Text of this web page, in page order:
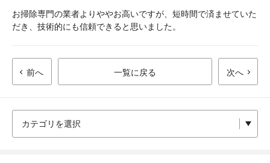
お掃除専門の業者よりややお高いですが、短時間で済ませていた
だき、技術的にも信頼できると思いました。
前へ 一覧に戻る 次へ